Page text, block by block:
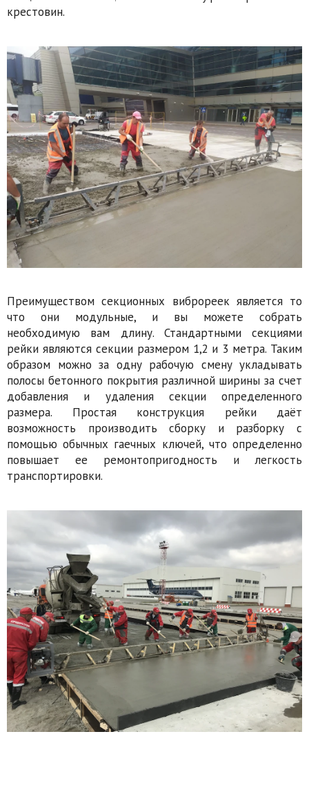
крестовин.
Преимуществом секционных виброреек является то
что они модульные, и вы можете собрать
необходимую вам длину. Стандартными секциями
рейки являются секции размером 1,2 и 3 метра. Таким
образом можно за одну рабочую смену укладывать
полосы бетонного покрытия различной ширины за счет
добавления и удаления секции определенного
размера. Простая конструкция рейки даёт
возможность производить сборку и разборку с
помощью обычных гаечных ключей, что определенно
повышает ее ремонтопригодность и легкость
транспортировки.